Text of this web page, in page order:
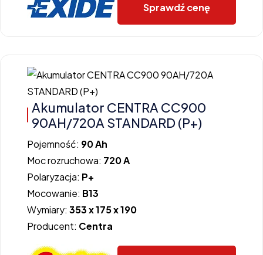
Sprawdź cenę
Akumulator CENTRA CC900
90AH/720A STANDARD (P+)
Pojemność: 90 Ah
Moc rozruchowa: 720 A
Polaryzacja: P+
Mocowanie: B13
Wymiary: 353 x 175 x 190
Producent: Centra